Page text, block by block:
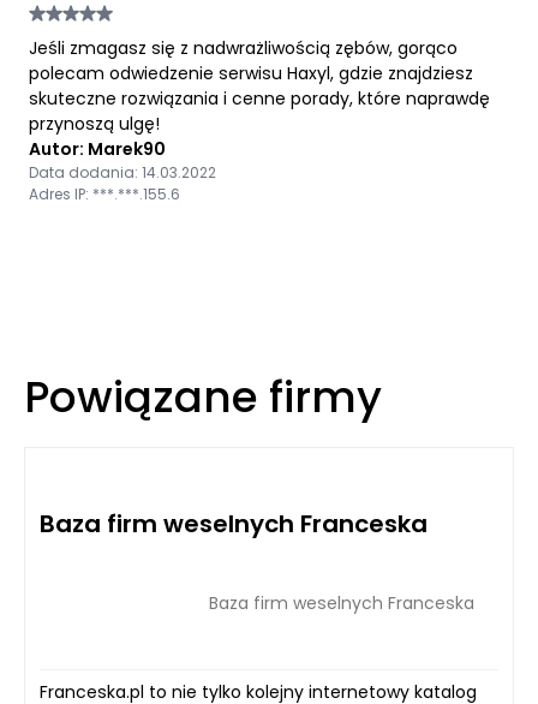
Jeśli zmagasz się z nadwrażliwością zębów, gorąco
polecam odwiedzenie serwisu Haxyl, gdzie znajdziesz
skuteczne rozwiązania i cenne porady, które naprawdę
przynoszą ulgę!
Autor: Marek90
Data dodania: 14.03.2022
Adres IP: ***.***.155.6
Powiązane firmy
Baza firm weselnych Franceska
Baza firm weselnych Franceska
Franceska.pl to nie tylko kolejny internetowy katalog